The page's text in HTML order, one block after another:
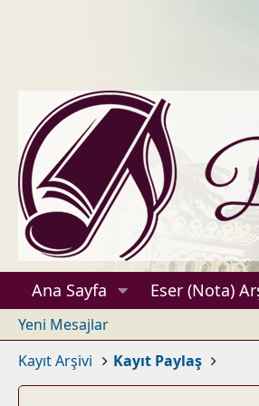
Ana Sayfa Eser (Nota)
Yeni Mesajlar
Kayıt Arşivi
Kayıt Paylaş